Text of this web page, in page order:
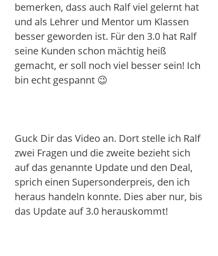
bemerken, dass auch Ralf viel gelernt hat
und als Lehrer und Mentor um Klassen
besser geworden ist. Für den 3.0 hat Ralf
seine Kunden schon mächtig heiß
gemacht, er soll noch viel besser sein! Ich
bin echt gespannt 😉
Guck Dir das Video an. Dort stelle ich Ralf
zwei Fragen und die zweite bezieht sich
auf das genannte Update und den Deal,
sprich einen Supersonderpreis, den ich
heraus handeln konnte. Dies aber nur, bis
das Update auf 3.0 herauskommt!